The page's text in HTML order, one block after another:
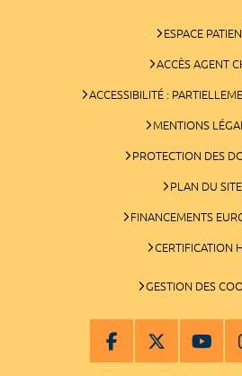
ESPACE
ACCÈS AGENT
ACCESSIBILITÉ :
MENTIONS
PROTECTION DES
PLAN DU SITE
FINANCEMENTS
CERTIFICATION
GESTION DES